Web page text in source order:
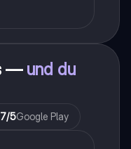
— und du
/5Google Play